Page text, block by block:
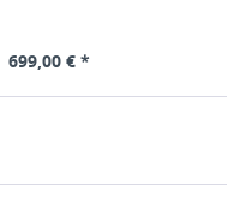
699,00 € *